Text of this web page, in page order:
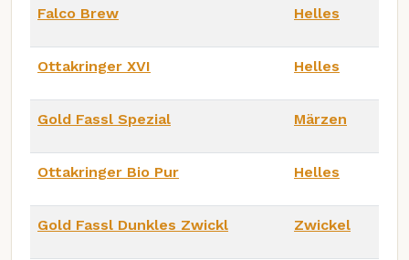
Falco Brew Helles
Ottakringer XVI Helles
Gold Fassl Spezial Märzen
Ottakringer Bio Pur Helles
Gold Fassl Dunkles Zwickl Zwickel